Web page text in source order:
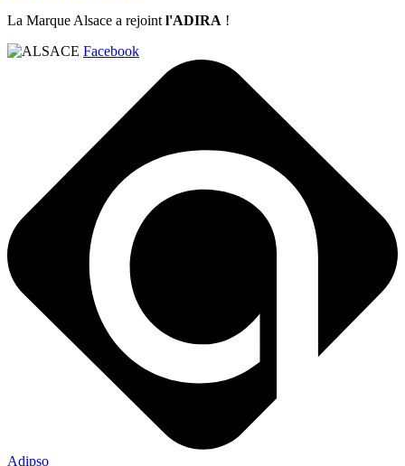
La Marque Alsace a rejointl'ADIRA !
Facebook
Adipso